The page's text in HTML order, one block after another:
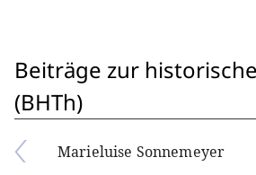
Beiträge zur
(BHTh)
Marieluise Sonnemeyer